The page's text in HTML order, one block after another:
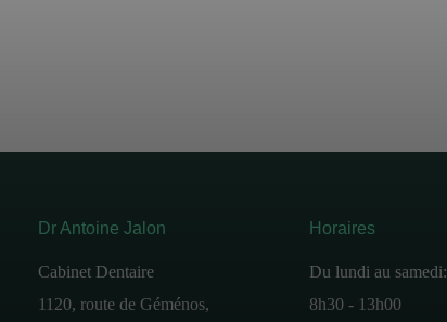
Dr Antoine Jalon
Cabinet Dentaire
1120, route de Géménos,
Horaires
Du lundi au samedi:
8h30 - 13h00